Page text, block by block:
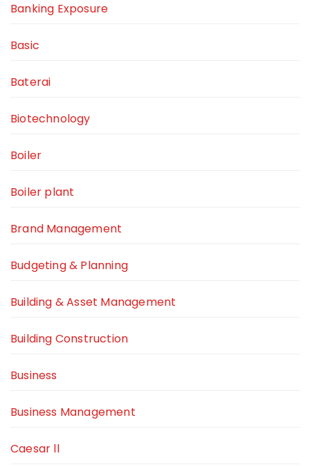
Banking Exposure
Basic
Baterai
Biotechnology
Boiler
Boiler plant
Brand Management
Budgeting & Planning
Building & Asset Management
Building Construction
Business
Business Management
Caesar ll